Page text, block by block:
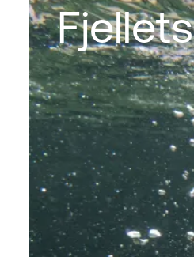
Fjellets